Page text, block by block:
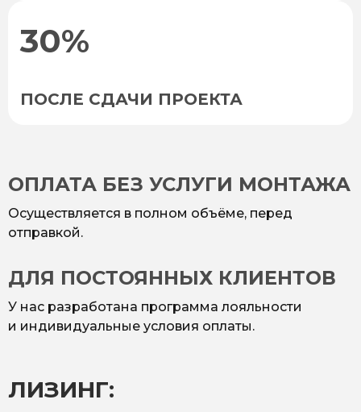
30%
ПОСЛЕ СДАЧИ ПРОЕКТА
ОПЛАТА БЕЗ УСЛУГИ МОНТАЖА
Осуществляется в полном объёме, перед
отправкой.
ДЛЯ ПОСТОЯННЫХ КЛИЕНТОВ
У нас разработана программа лояльности
и индивидуальные условия оплаты.
ЛИЗИНГ: